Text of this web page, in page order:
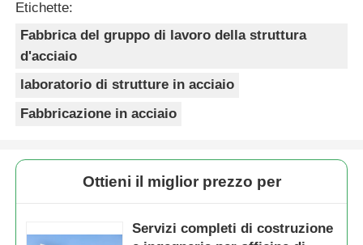
Etichette:
Fabbrica del gruppo di lavoro della struttura
d'acciaio
laboratorio di strutture in acciaio
Fabbricazione in acciaio
Ottieni il miglior prezzo per
Servizi completi di costruzione